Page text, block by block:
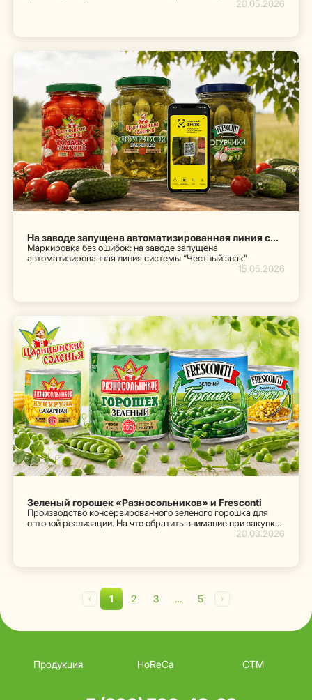
20.05.2026
На заводе запущена автоматизированная линия системы “Честный знак”
Маркировка без ошибок: на заводе запущена
автоматизированная линия системы “Честный знак”
15.05.2026
Зеленый горошек «Разносольников» и Fresconti
Производство консервированного зеленого горошка для
оптовой реализации. На что обратить внимание при закупке.
Разбираем параметры, которые влияют на вашу выручку.
20.03.2026
1 2 3 … 5
Продукция HoReCa СТМ